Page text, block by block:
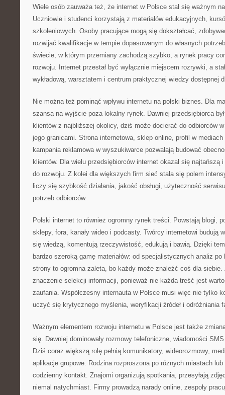
Wiele osób zauważa też, że internet w Polsce stał się ważnym
Uczniowie i studenci korzystają z materiałów edukacyjnych,
szkoleniowych. Osoby pracujące mogą się dokształcać,
rozwijać kwalifikacje w tempie dopasowanym do własnych
świecie, w którym przemiany zachodzą szybko, a rynek pracy
rozwoju. Internet przestał być wyłącznie miejscem rozrywki, a
wykładową, warsztatem i centrum praktycznej wiedzy dostępnej
Nie można też pominąć wpływu internetu na polski biznes. Dla
szansą na wyjście poza lokalny rynek. Dawniej przedsiębiorca
klientów z najbliższej okolicy, dziś może docierać do odbiorców
jego granicami. Strona internetowa, sklep online, profil w
kampania reklamowa w wyszukiwarce pozwalają budować
klientów. Dla wielu przedsiębiorców internet okazał się najtańszą
do rozwoju. Z kolei dla większych firm sieć stała się polem
liczy się szybkość działania, jakość obsługi, użyteczność
potrzeb odbiorców.
Polski internet to również ogromny rynek treści. Powstają blogi,
sklepy, fora, kanały wideo i podcasty. Twórcy internetowi budują
się wiedzą, komentują rzeczywistość, edukują i bawią. Dzięki
bardzo szeroką gamę materiałów: od specjalistycznych analiz
strony to ogromna zaleta, bo każdy może znaleźć coś dla siebie.
znaczenie selekcji informacji, ponieważ nie każda treść jest
zaufania. Współczesny internauta w Polsce musi więc nie tylko
uczyć się krytycznego myślenia, weryfikacji źródeł i odróżniania
Ważnym elementem rozwoju internetu w Polsce jest także
się. Dawniej dominowały rozmowy telefoniczne, wiadomości
Dziś coraz większą rolę pełnią komunikatory, wideorozmowy,
aplikacje grupowe. Rodzina rozproszona po różnych miastach
codzienny kontakt. Znajomi organizują spotkania, przesyłają
niemal natychmiast. Firmy prowadzą narady online, zespoły